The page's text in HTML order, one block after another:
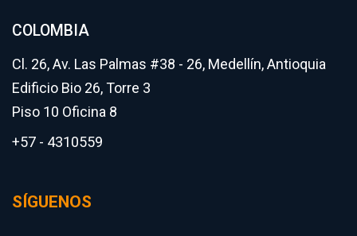
COLOMBIA
Cl. 26, Av. Las Palmas #38 - 26, Medellín, Antioquia
Edificio Bio 26, Torre 3
Piso 10 Oficina 8
+57 - 4310559
SÍGUENOS